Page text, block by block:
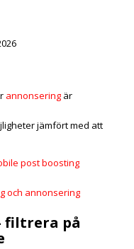
annonseringär
jämfört med att
post boosting
filtrera på